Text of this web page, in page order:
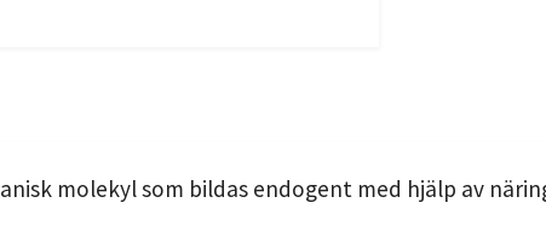
molekyl som bildas endogent med hjälp av